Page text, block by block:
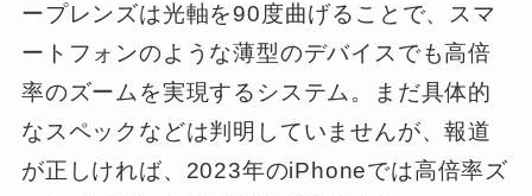
ープレンズは光軸を90度曲げることで、スマ
ートフォンのような薄型のデバイスでも高倍
率のズームを実現するシステム。まだ具体的
なスペックなどは判明していませんが、報道
が正しければ、2023年のiPhoneでは高倍率ズ